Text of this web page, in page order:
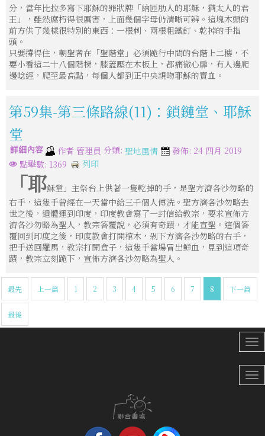
分，當年比拉多寫下耶穌的罪狀牌「納匝肋人的耶穌，猶太人的君
王」，雖然腐朽得很厲害，上面幾個字母仍清晰可辨。這塊木頭的
前方供了幾樣很特別的東西：一根刺、兩根粗鐵釘、乾掉的手指
頭。
只要撐得住，朝聖者在「聖階堂」必須跪行中間的台階上二樓，不
要小看這二十八個階梯，膝蓋壓在木板上，都痛徹心扉，有人邊爬
邊唸經，爬至最高點，每個人都到正中央親吻耶穌的寶血。
第59集-第三條路線(11)：鎖鏈堂、耶穌
堂
詳細內容 作者 管理員 分類: 聖地風情
發佈: 24 四月 2019
點擊數: 1369
列印
「耶穌堂」主祭台上供著一隻乾掉的手，是聖方濟各沙勿略的
右手，這隻手曾經在一天當中給三千個人傅洗。聖方濟各沙勿略去
世之後，遺體運到印度，印度教會寫了一封信給教宗，要求宣佈方
濟各沙勿略為聖人，教宗答覆說，必須有奇蹟，才能宣聖。這個答
覆回到印度之後，印度教會打開棺木，剁下方濟各沙勿略的右手，
把手送回羅馬，教宗打開盒子，這隻手當場冒出鮮血，見到這項奇
蹟，教宗立刻跪下，宣佈方濟各沙勿略為聖人。
最先 上一篇 1 2 3 4 5 6 7 8 下一篇
最後